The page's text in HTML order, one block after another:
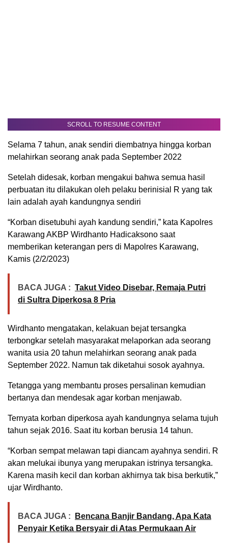
SCROLL TO RESUME CONTENT
Selama 7 tahun, anak sendiri diembatnya hingga korban
melahirkan seorang anak pada September 2022
Setelah didesak, korban mengakui bahwa semua hasil
perbuatan itu dilakukan oleh pelaku berinisial R yang tak
lain adalah ayah kandungnya sendiri
“Korban disetubuhi ayah kandung sendiri,” kata Kapolres
Karawang AKBP Wirdhanto Hadicaksono saat
memberikan keterangan pers di Mapolres Karawang,
Kamis (2/2/2023)
BACA JUGA : Takut Video Disebar, Remaja Putri
di Sultra Diperkosa 8 Pria
Wirdhanto mengatakan, kelakuan bejat tersangka
terbongkar setelah masyarakat melaporkan ada seorang
wanita usia 20 tahun melahirkan seorang anak pada
September 2022. Namun tak diketahui sosok ayahnya.
Tetangga yang membantu proses persalinan kemudian
bertanya dan mendesak agar korban menjawab.
Ternyata korban diperkosa ayah kandungnya selama tujuh
tahun sejak 2016. Saat itu korban berusia 14 tahun.
“Korban sempat melawan tapi diancam ayahnya sendiri. R
akan melukai ibunya yang merupakan istrinya tersangka.
Karena masih kecil dan korban akhirnya tak bisa berkutik,”
ujar Wirdhanto.
BACA JUGA :
Bencana Banjir Bandang, Apa Kata
Penyair Ketika Bersyair di Atas Permukaan Air